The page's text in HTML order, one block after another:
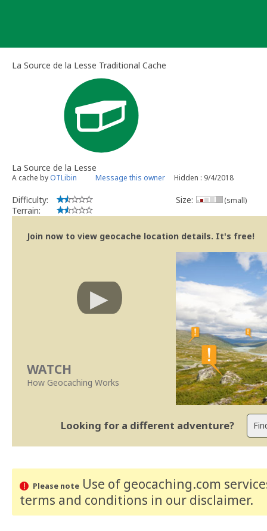
La Source de la Lesse Traditional Cache
La Source de la Lesse
A cache by OTLibin Message this owner Hidden : 9/4/2018
Difficulty:
Terrain:
Size: (small)
Join now to view geocache location details. It's free!
WATCH
How Geocaching Works
Looking for a different adventure?
Please noteUse of geocaching.com
terms and conditions in our disclaimer.